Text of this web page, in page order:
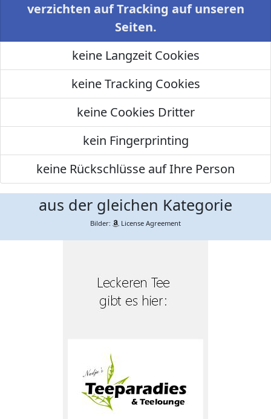
verzichten auf Tracking auf unseren
Seiten.
keine Langzeit Cookies
keine Tracking Cookies
keine Cookies Dritter
kein Fingerprinting
keine Rückschlüsse auf Ihre Person
aus der gleichen Kategorie
Bilder: License Agreement